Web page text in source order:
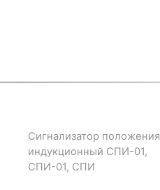
Сигнализатор положения
индукционный СПИ-01,
СПИ-01, СПИ